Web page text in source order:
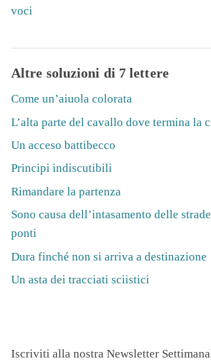
voci
Altre soluzioni di 7 lettere
Come un’aiuola colorata
L’alta parte del cavallo dove termina la
Un acceso battibecco
Principi indiscutibili
Rimandare la partenza
Sono causa dell’intasamento delle
ponti
Dura finché non si arriva a destinazione
Un asta dei tracciati sciistici
Iscriviti alla nostra Newsletter